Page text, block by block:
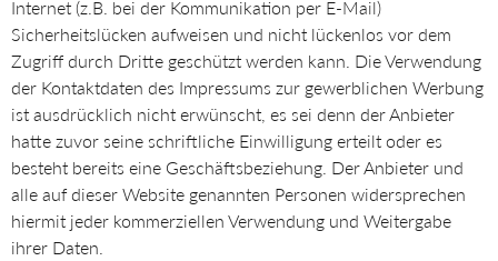
Internet (z.B. bei der Kommunikation per E-Mail)
Sicherheitslücken aufweisen und nicht lückenlos vor dem
Zugriff durch Dritte geschützt werden kann. Die Verwendung
der Kontaktdaten des Impressums zur gewerblichen Werbung
ist ausdrücklich nicht erwünscht, es sei denn der Anbieter
hatte zuvor seine schriftliche Einwilligung erteilt oder es
besteht bereits eine Geschäftsbeziehung. Der Anbieter und
alle auf dieser Website genannten Personen widersprechen
hiermit jeder kommerziellen Verwendung und Weitergabe
ihrer Daten.